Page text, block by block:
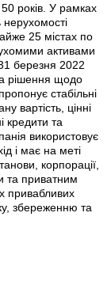
років. У рамках
25 містах по
активами
березня 2022
рішення щодо
стабільні
вартість, цінні
кредити та
використовує
і має на меті
корпорації,
та приватним
привабливих
збереженню та